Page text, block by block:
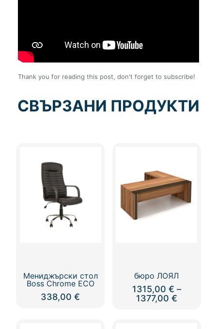
Thank you for reading this post, don't forget to subscribe!
СВЪРЗАНИ ПРОДУКТИ
Мениджърски стол
Boss Chrome ECO
338,00€
бюро ЛОЯЛ
1315,00 € –
1377,00 €Price